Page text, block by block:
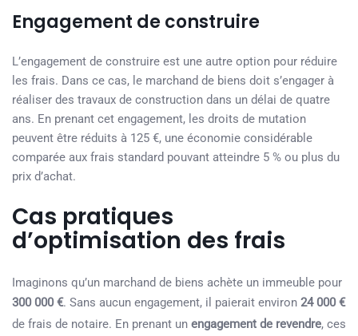
Engagement de construire
L’engagement de construire est une autre option pour réduire
les frais. Dans ce cas, le marchand de biens doit s’engager à
réaliser des travaux de construction dans un délai de quatre
ans. En prenant cet engagement, les droits de mutation
peuvent être réduits à 125 €, une économie considérable
comparée aux frais standard pouvant atteindre 5 % ou plus du
prix d’achat.
Cas pratiques
d’optimisation des frais
Imaginons qu’un marchand de biens achète un immeuble pour
300 000 €. Sans aucun engagement, il paierait environ 24 000 €
de frais de notaire. En prenant un engagement de revendre, ces